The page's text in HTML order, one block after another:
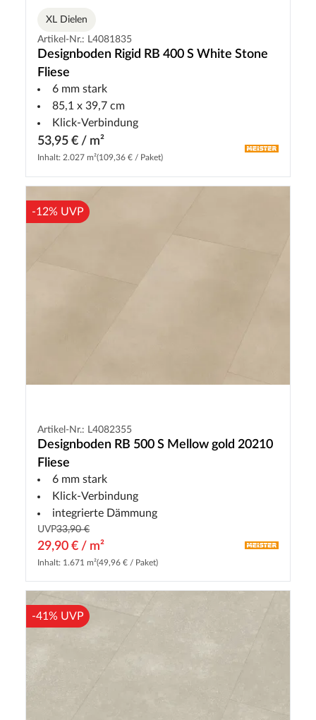
XL Dielen
Artikel-Nr.: L4081835
Designboden Rigid RB 400 S White Stone
Fliese
6 mm stark
85,1 x 39,7 cm
Klick-Verbindung
53,95 € / m²
Inhalt: 2.027 m²(109,36 € / Paket)
-12% UVP
Artikel-Nr.: L4082355
Designboden RB 500 S Mellow gold 20210
Fliese
6 mm stark
Klick-Verbindung
integrierte Dämmung
UVP33,90 €
29,90 € / m²
Inhalt: 1.671 m²(49,96 € / Paket)
-41% UVP